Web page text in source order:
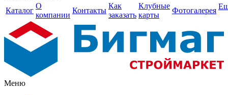
Каталог
О
компании
Контакты
Как
заказать
Клубные
карты
Фотогалерея
Меню